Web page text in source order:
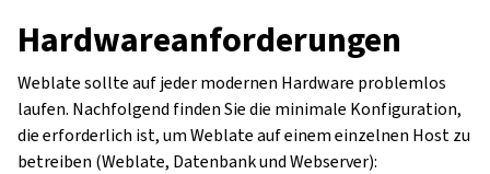
Hardwareanforderungen
Weblate sollte auf jeder modernen Hardware problemlos
laufen. Nachfolgend finden Sie die minimale Konfiguration,
die erforderlich ist, um Weblate auf einem einzelnen Host zu
betreiben (Weblate, Datenbank und Webserver):